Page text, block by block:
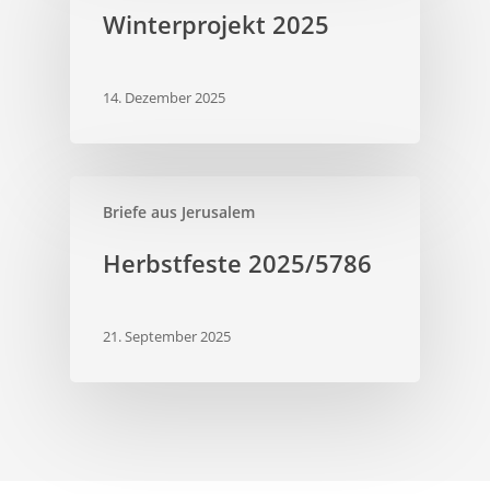
Winterprojekt 2025
14. Dezember 2025
Briefe aus Jerusalem
Herbstfeste 2025/5786
21. September 2025